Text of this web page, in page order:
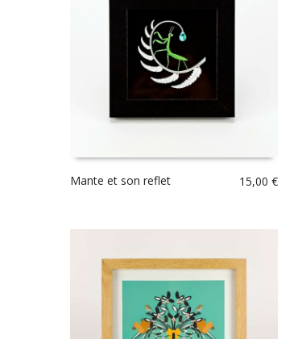
Mante et son reflet 15,00 €